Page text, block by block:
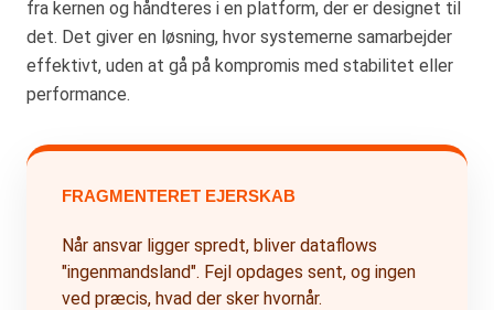
fra kernen og håndteres i en platform, der er designet til
det. Det giver en løsning, hvor systemerne samarbejder
effektivt, uden at gå på kompromis med stabilitet eller
performance.
FRAGMENTERET EJERSKAB
Når ansvar ligger spredt, bliver dataflows
"ingenmandsland". Fejl opdages sent, og ingen
ved præcis, hvad der sker hvornår.